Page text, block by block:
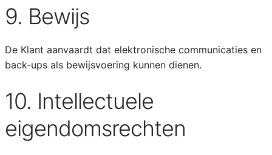
9. Bewijs
De Klant aanvaardt dat elektronische communicaties en
back-ups als bewijsvoering kunnen dienen.
10. Intellectuele
eigendomsrechten